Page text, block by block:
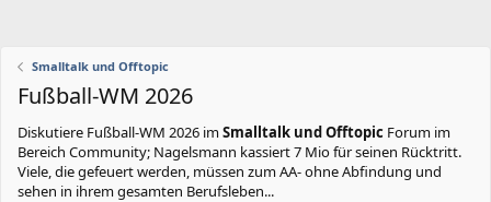
Smalltalk und Offtopic
Fußball-WM 2026
Diskutiere Fußball-WM 2026 imSmalltalk und Offtopic Forum im
Bereich Community; Nagelsmann kassiert 7 Mio für seinen Rücktritt.
Viele, die gefeuert werden, müssen zum AA- ohne Abfindung und
sehen in ihrem gesamten Berufsleben...